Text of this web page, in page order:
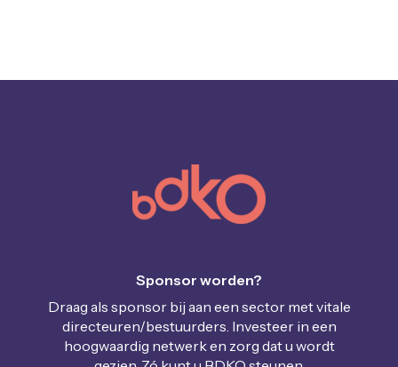
Sponsor worden?
Draag als sponsor bij aan een sector met vitale
directeuren/bestuurders. Investeer in een
hoogwaardig netwerk en zorg dat u wordt